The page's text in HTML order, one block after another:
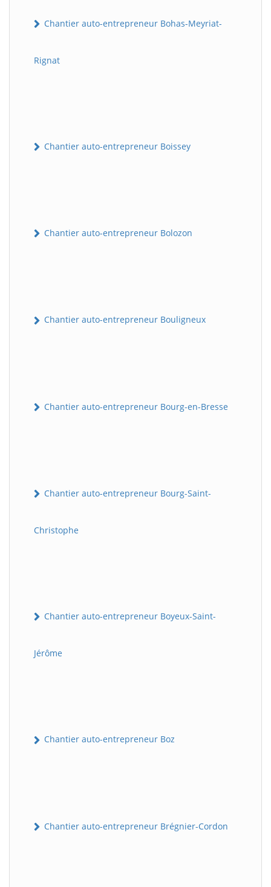
Chantier auto-entrepreneur Bohas-Meyriat-
Rignat
Chantier auto-entrepreneur Boissey
Chantier auto-entrepreneur Bolozon
Chantier auto-entrepreneur Bouligneux
Chantier auto-entrepreneur Bourg-en-Bresse
Chantier auto-entrepreneur Bourg-Saint-
Christophe
Chantier auto-entrepreneur Boyeux-Saint-
Jérôme
Chantier auto-entrepreneur Boz
Chantier auto-entrepreneur Brégnier-Cordon